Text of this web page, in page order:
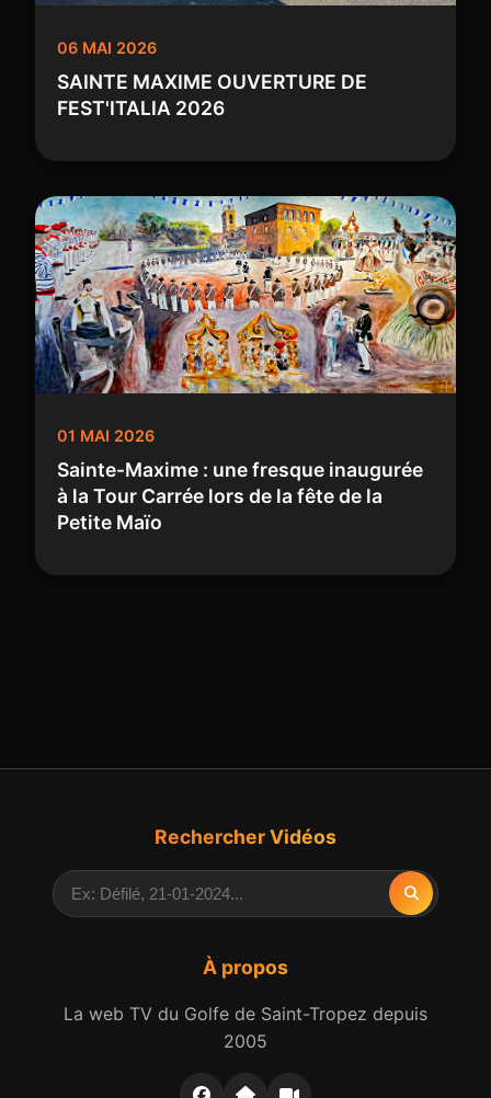
06 MAI 2026
SAINTE MAXIME OUVERTURE DE
FEST'ITALIA 2026
01 MAI 2026
Sainte-Maxime : une fresque inaugurée
à la Tour Carrée lors de la fête de la
Petite Maïo
À propos
La web TV du Golfe de Saint-Tropez depuis
2005
Rechercher Vidéos